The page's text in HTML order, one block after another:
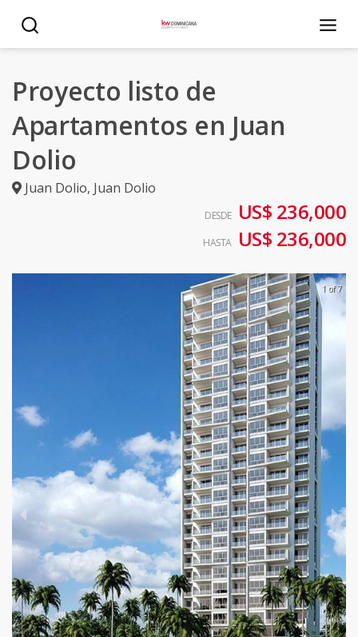
Proyecto listo de
Apartamentos en Juan
Dolio
Juan Dolio, Juan Dolio
DESDE US$ 236,000
HASTA US$ 236,000
1 of 7